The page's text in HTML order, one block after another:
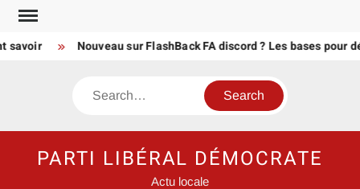
Skip
content
savoir Nouveau sur FlashBack FA discord ? Les bases pour
Search
PARTI LIBÉRAL DÉMOCRATE
Actu locale